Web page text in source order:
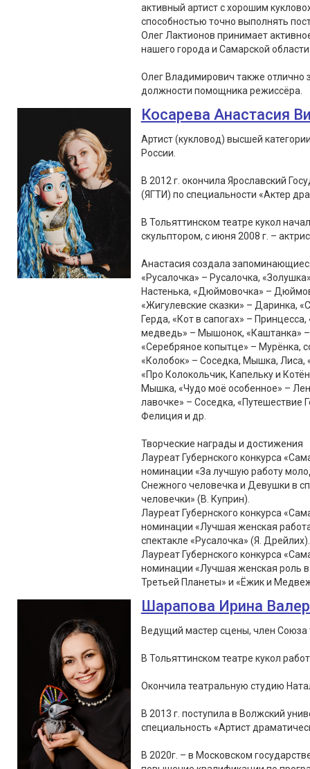
активный артист с хорошим
способностью точно выполнять
Олег Лактионов принимает
нашего города и Самарской
Олег Владимирович также
должности помощника режиссёра.
Косарева Анастасия
Артист (кукловод) высшей
России.
В 2012 г. окончила Ярославский
(ЯГТИ) по специальности «Актер
В Тольяттинском театре кукол
скульптором, с июня 2008 г. –
Анастасия создала
«Русалочка» – Русалочка,
Настенька, «Дюймовочка» –
«Жигулевские сказки» – Даринка,
Герда, «Кот в сапогах» –
медведь» – Мышонок, «Каштанка»
«Серебряное копытце» – Мурёнка,
«Колобок» – Соседка, Мышка, Лиса,
«Про Колокольчик, Капельку и
Мышка, «Чудо моё особенное» –
лавочке» – Соседка, «Путешествие
Фелиция и др.
Творческие награды и достижения
Лауреат Губернского конкурса
номинации «За лучшую работу
Снежного человечка и Девушки в
человечки» (В. Куприн).
Лауреат Губернского конкурса
номинации «Лучшая женская
спектакле «Русалочка» (Я. Дрейлих).
Лауреат Губернского конкурса
номинации «Лучшая женская роль в
Третьей Планеты» и «Ёжик и
Шарапова Ирина
Ведущий мастер сцены, член Союза
В Тольяттинском театре кукол
Окончила театральную студию
В 2013 г. поступила в Волжский
специальность «Артист
В 2020г. – в Московском